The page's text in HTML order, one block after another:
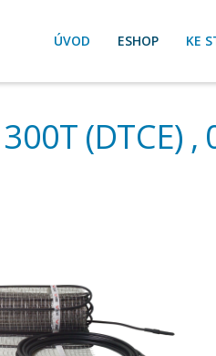
ÚVOD ESHOP KE
(DTCE)